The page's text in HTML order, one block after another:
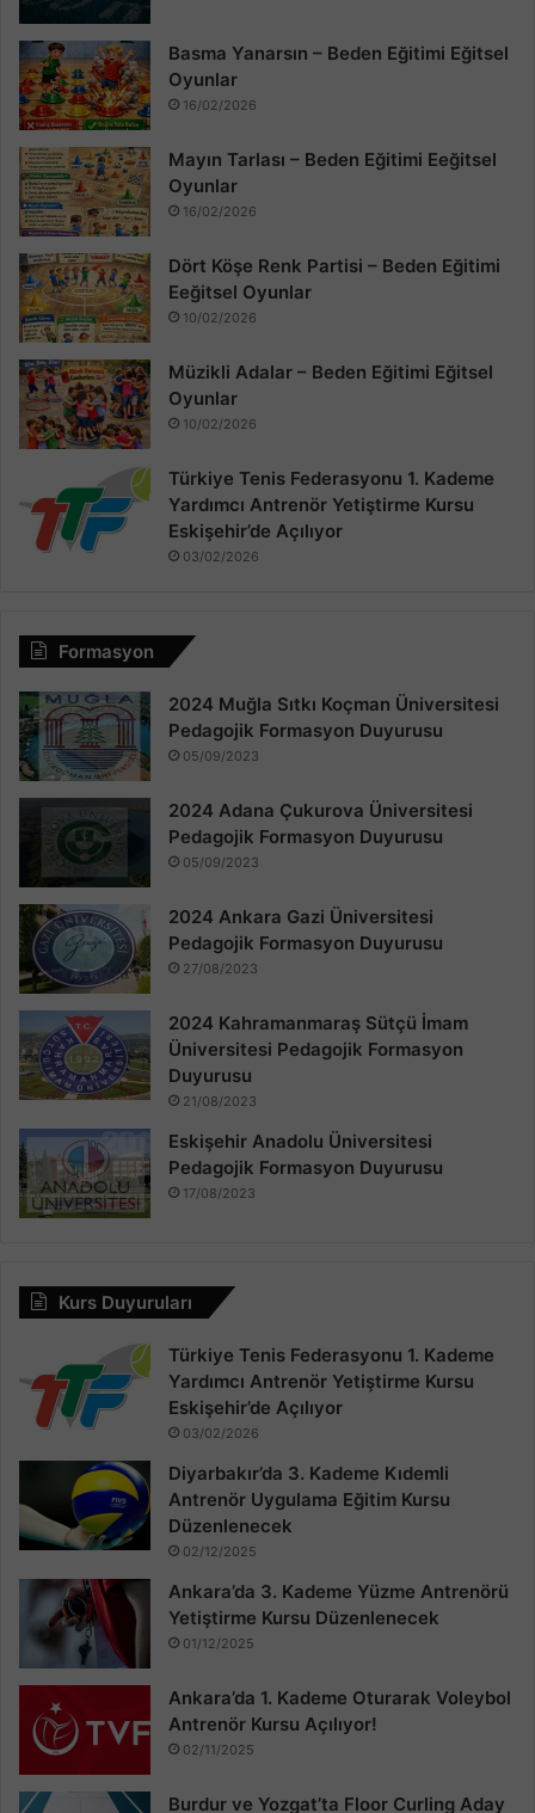
Basma Yanarsın – Beden Eğitimi Eğitsel
Oyunlar
16/02/2026
Mayın Tarlası – Beden Eğitimi Eeğitsel
Oyunlar
16/02/2026
Dört Köşe Renk Partisi – Beden Eğitimi
Eeğitsel Oyunlar
10/02/2026
Müzikli Adalar – Beden Eğitimi Eğitsel
Oyunlar
10/02/2026
Türkiye Tenis Federasyonu 1. Kademe
Yardımcı Antrenör Yetiştirme Kursu
Eskişehir’de Açılıyor
03/02/2026
Formasyon
2024 Muğla Sıtkı Koçman Üniversitesi
Pedagojik Formasyon Duyurusu
05/09/2023
2024 Adana Çukurova Üniversitesi
Pedagojik Formasyon Duyurusu
05/09/2023
2024 Ankara Gazi Üniversitesi
Pedagojik Formasyon Duyurusu
27/08/2023
2024 Kahramanmaraş Sütçü İmam
Üniversitesi Pedagojik Formasyon
Duyurusu
21/08/2023
Eskişehir Anadolu Üniversitesi
Pedagojik Formasyon Duyurusu
17/08/2023
Kurs Duyuruları
Türkiye Tenis Federasyonu 1. Kademe
Yardımcı Antrenör Yetiştirme Kursu
Eskişehir’de Açılıyor
03/02/2026
Diyarbakır’da 3. Kademe Kıdemli
Antrenör Uygulama Eğitim Kursu
Düzenlenecek
02/12/2025
Ankara’da 3. Kademe Yüzme Antrenörü
Yetiştirme Kursu Düzenlenecek
01/12/2025
Ankara’da 1. Kademe Oturarak Voleybol
Antrenör Kursu Açılıyor!
02/11/2025
Burdur ve Yozgat’ta Floor Curling Aday